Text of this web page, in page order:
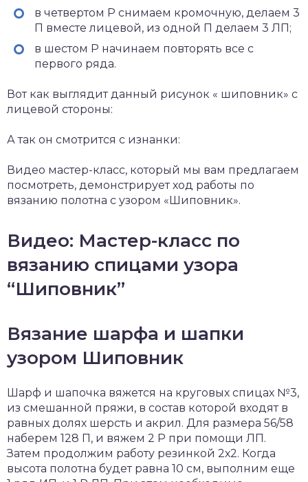
в четвертом Р снимаем кромочную, делаем 3
П вместе лицевой, из одной П делаем 3 ЛП;
в шестом Р начинаем повторять все с
первого ряда.
Вот как выглядит данный рисунок « шиповник» с
лицевой стороны:
А так он смотрится с изнанки:
Видео мастер-класс, который мы вам предлагаем
посмотреть, демонстрирует ход работы по
вязанию полотна с узором «Шиповник».
Видео: Мастер-класс по
вязанию спицами узора
“Шиповник”
Вязание шарфа и шапки
узором Шиповник
Шарф и шапочка вяжется на круговых спицах №3,
из смешанной пряжи, в состав которой входят в
равных долях шерсть и акрил. Для размера 56/58
наберем 128 П, и вяжем 2 Р при помощи ЛП.
Затем продолжим работу резинкой 2х2. Когда
высота полотна будет равна 10 см, выполним еще